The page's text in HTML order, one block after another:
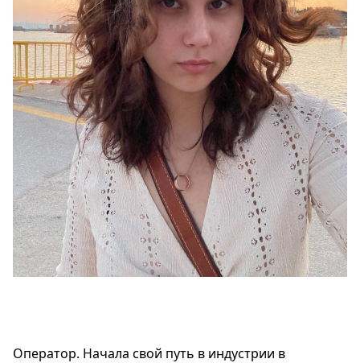
Оператор. Начала свой путь в индустрии в